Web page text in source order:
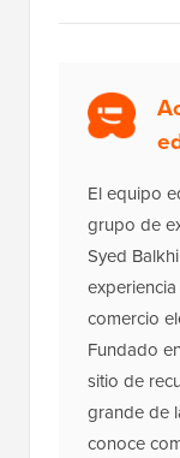
El equipo
grupo de
Syed
comercio
Fundado
sitio de
grande de
conoce